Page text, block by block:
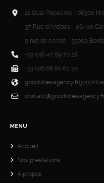
12 Quai Papacino - 06300
37 Rue d'Antibes - 06400
9 rue de condé - 33000
+33 (0)6 47 69 70 28
+33 (0)6 66 80 67 30
goodvibesagency.fr
MENU
Accueil
Nos prestations
A propos